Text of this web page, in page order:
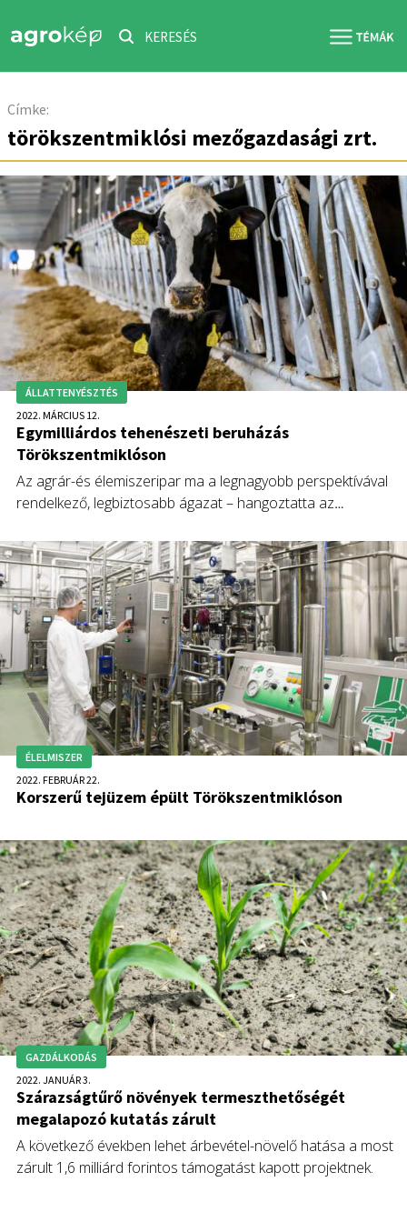
KERESÉS
Címke:
törökszentmiklósi mezőgazdasági zrt.
ÁLLATTENYÉSZTÉS
2022. MÁRCIUS 12.
Egymilliárdos tehenészeti beruházás
Törökszentmiklóson
Az agrár-és élemiszeripar ma a legnagyobb perspektívával
rendelkező, legbiztosabb ágazat – hangoztatta az
Zrt.) korszerű szarvasmarha telepének átadása előtti
sajtótájékoztatón.
ÉLELMISZER
2022. FEBRUÁR 22.
Korszerű tejüzem épült Törökszentmiklóson
GAZDÁLKODÁS
2022. JANUÁR 3.
Szárazságtűrő növények termeszthetőségét
megalapozó kutatás zárult
A következő években lehet árbevétel-növelő hatása a most
zárult 1,6 milliárd forintos támogatást kapott projektnek.